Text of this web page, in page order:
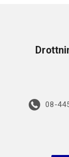
08-